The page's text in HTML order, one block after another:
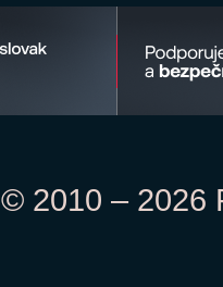
© 2010 – 2026